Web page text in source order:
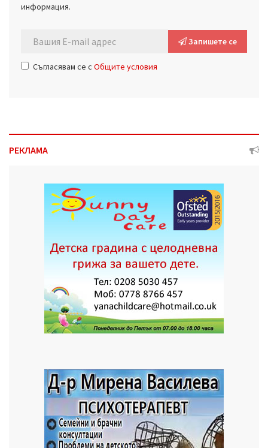
информация.
Запишете се
Съгласявам се с Общите условия
РЕКЛАМА